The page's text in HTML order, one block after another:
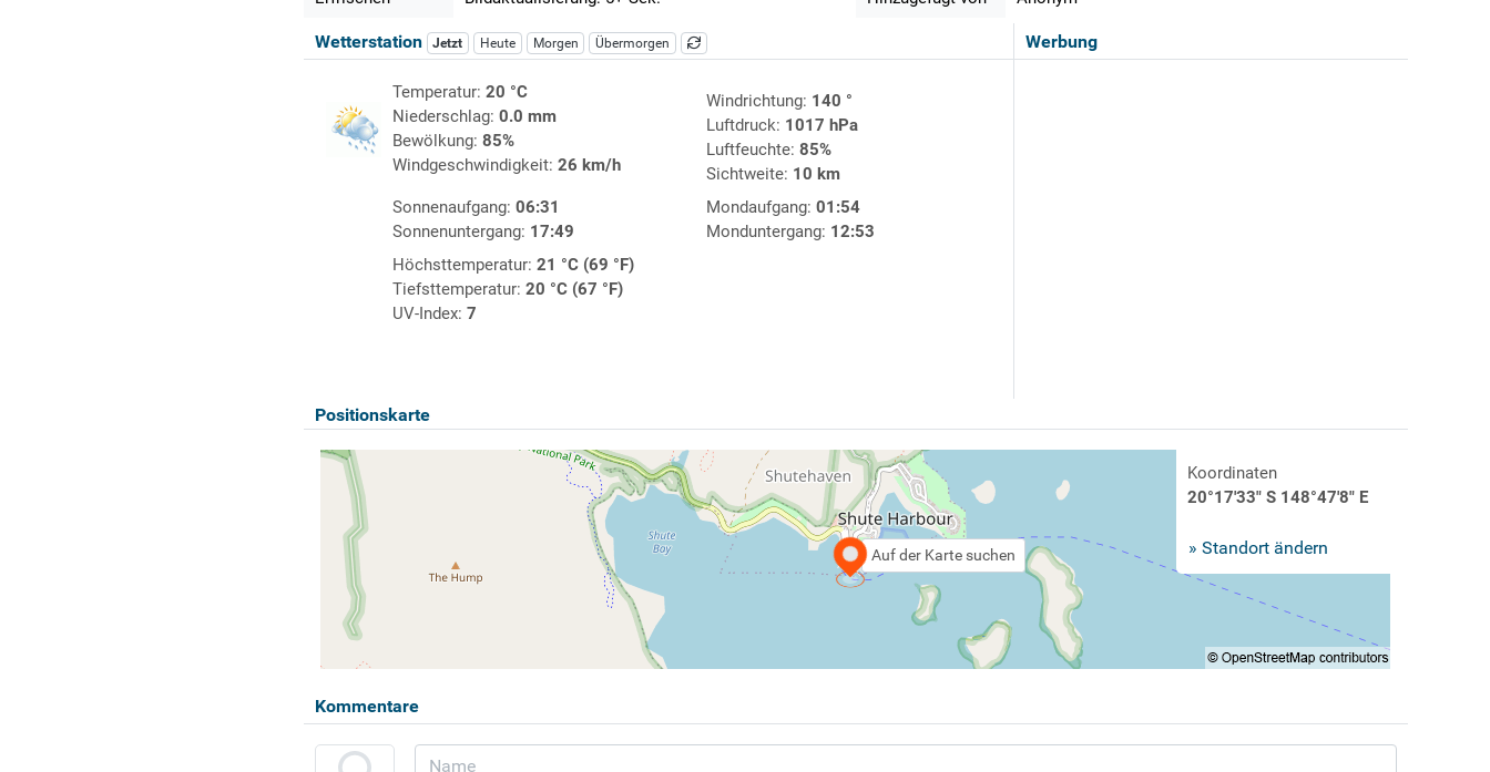
Werbung
Wetterstation Jetzt Heute Morgen Übermorgen
Temperatur: 20 °C
Niederschlag: 0.0 mm
Bewölkung: 85%
Windgeschwindigkeit: 26 km/h
Windrichtung: 140 °
Luftdruck: 1017 hPa
Luftfeuchte: 85%
Sichtweite: 10 km
Sonnenaufgang: 06:31
Sonnenuntergang: 17:49
Mondaufgang: 01:54
Monduntergang: 12:53
Höchsttemperatur: 21 °C (69 °F)
Tiefsttemperatur: 20 °C (67 °F)
UV-Index: 7
Positionskarte
Auf der Karte suchen
Koordinaten
20°17'33" S 148°47'8" E
» Standort ändern
Kommentare